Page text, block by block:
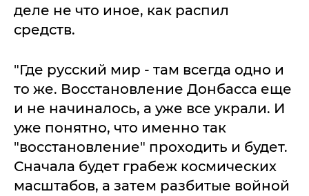
деле не что иное, как распил
средств.
"Где русский мир - там всегда одно и
то же. Восстановление Донбасса еще
и не начиналось, а уже все украли. И
уже понятно, что именно так
"восстановление" проходить и будет.
Сначала будет грабеж космических
масштабов, а затем разбитые войной